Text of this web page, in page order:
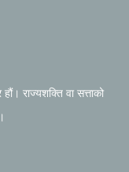
राज्यशक्ति वा सत्ताको